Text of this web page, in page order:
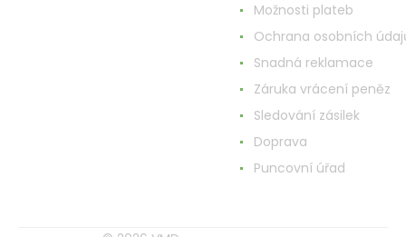
Možnosti plateb
Ochrana osobních
Snadná reklamace
Záruka vrácení peněz
Sledování zásilek
Doprava
Puncovní úřad